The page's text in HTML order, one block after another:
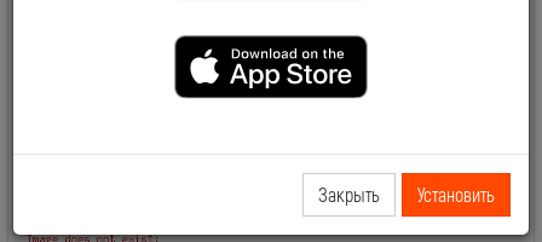
Закрыть Установить
2019.06.28 NewsTime День Рождения Сосо Павлиашвили
2019.06.27 NewsTime Новый клип Филиппа Киркорова